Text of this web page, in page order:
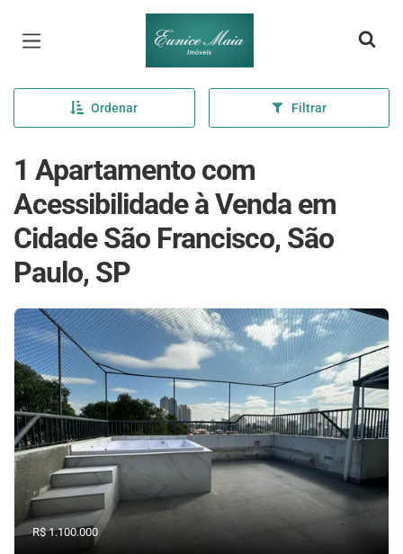
Página inicial
Ordenar Filtrar
1 Apartamento com
Acessibilidade à Venda em
Cidade São Francisco, São
Paulo, SP
R$ 1.100.000